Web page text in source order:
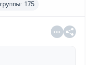
175